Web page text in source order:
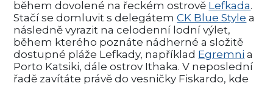
během dovolené na řeckém ostrově Lefkada.
Stačí se domluvit s delegátemCK Blue Style a
následně vyrazit na celodenní lodní výlet,
během kterého poznáte nádherné a složitě
dostupné pláže Lefkady, například Egremni a
Porto Katsiki, dále ostrov Ithaka. V neposlední
řadě zavítáte právě do vesničky Fiskardo, kde